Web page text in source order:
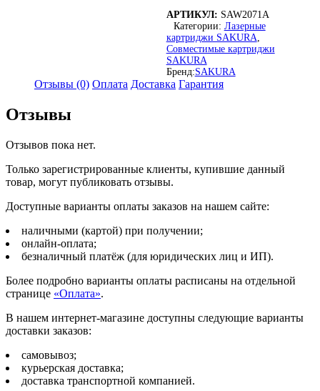
для
HP,
голубой,
700
к.
АРТИКУЛ: SAW2071A
Категории: Лазерные
картриджи SAKURA
Совместимые картриджи
SAKURA
Бренд:SAKURA
Отзывы (0) Оплата Доставка Гарантия
Отзывы
Отзывов пока нет.
Только зарегистрированные клиенты, купившие данный
товар, могут публиковать отзывы.
Доступные варианты оплаты заказов на нашем сайте:
наличными (картой) при получении;
онлайн-оплата;
безналичный платёж (для юридических лиц и ИП).
Более подробно варианты оплаты расписаны на отдельной
странице «Оплата».
В нашем интернет-магазине доступны следующие варианты
доставки заказов:
самовывоз;
курьерская доставка;
доставка транспортной компанией.